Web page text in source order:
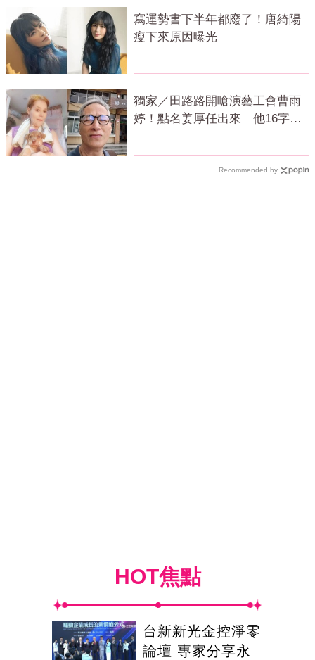
寫運勢書下半年都廢了！唐綺陽
瘦下來原因曝光
獨家／田路路開嗆演藝工會曹雨
婷！點名姜厚任出來 他16字回
Recommended by
HOT焦點
台新新光金控淨零
論壇 專家分享永